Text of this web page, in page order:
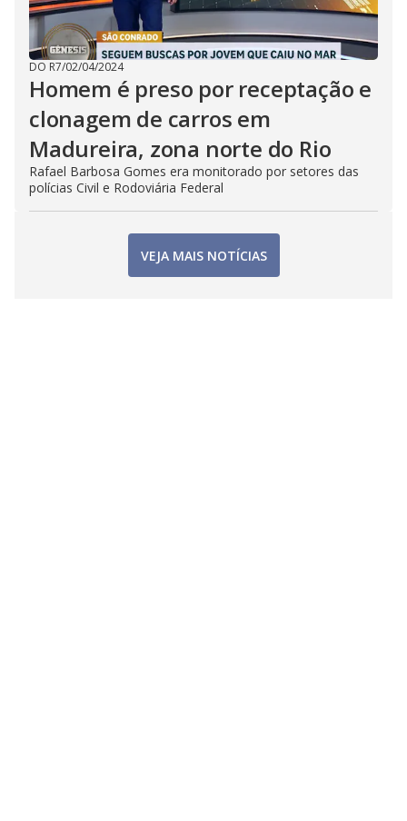
DO R7/02/04/2024
Homem é preso por receptação e
clonagem de carros em
Madureira, zona norte do Rio
Rafael Barbosa Gomes era monitorado por setores das
polícias Civil e Rodoviária Federal
VEJA MAIS NOTÍCIAS